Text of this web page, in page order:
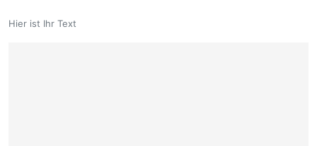
Hier ist Ihr Text